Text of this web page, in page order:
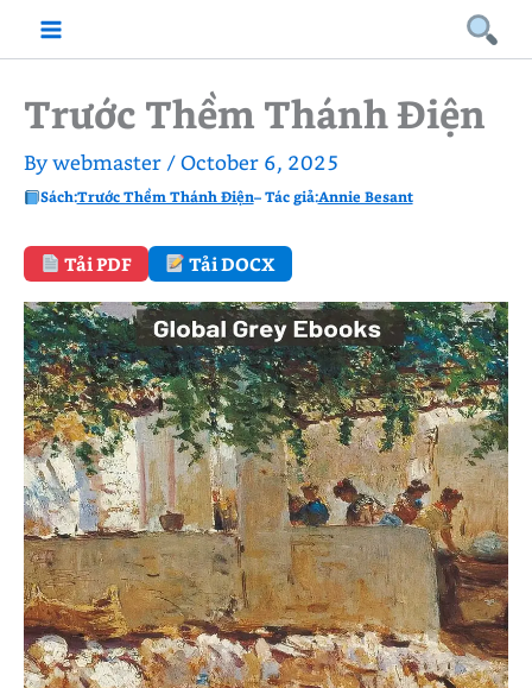
Trước Thềm Thánh Điện
Bywebmaster /October 6, 2025
Sách:Trước Thềm Thánh Điện– Tác giả:Annie Besant
Tải PDF Tải DOCX